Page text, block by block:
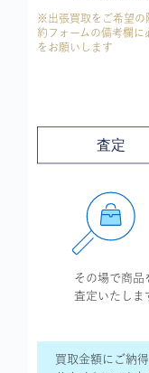
※出張買取をご希望の
約フォームの備考欄に
をお願いします
その場で商品
査定いたしま
買取金額にご納